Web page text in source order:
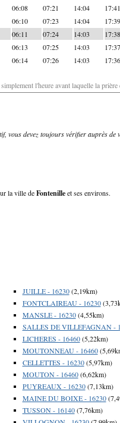
06:08 07:21 14:04 17:41
06:10 07:23 14:04 17:39
06:11 07:24 14:03 17:38
06:13 07:25 14:03 17:37
06:14 07:26 14:03 17:36
l'heure avant laquelle la
vous devez toujours vérifier auprès de
la ville deFontenilleet ses environs.
JUILLE - 16230(2,19km)
FONTCLAIREAU - 16230
MANSLE - 16230(4,55km)
SALLES DE VILLEFAGNAN -
LICHERES - 16460(5,22km)
MOUTONNEAU - 16460
CELLETTES - 16230(5,97km)
MOUTON - 16460(6,62km)
PUYREAUX - 16230(7,13km)
MAINE DU BOIXE - 16230
TUSSON - 16140(7,76km)